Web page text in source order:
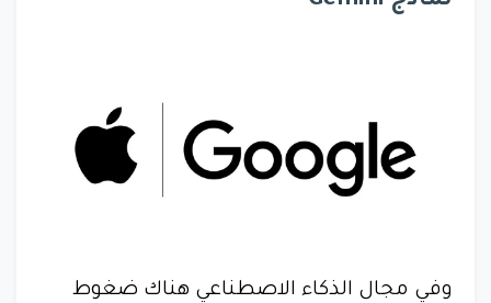
وفي مجال الذكاء الاصطناعي هناك ضغوط